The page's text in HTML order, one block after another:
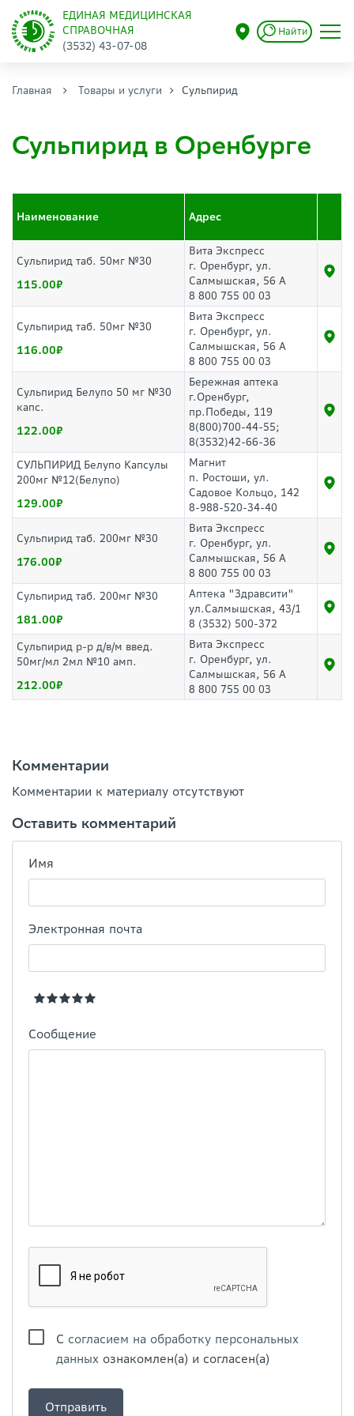
ЕДИНАЯ МЕДИЦИНСКАЯ
СПРАВОЧНАЯ
(3532) 43-07-08
Найти
Главная Товары и услуги Сульпирид
Сульпирид в Оренбурге
Наименование Адрес
Сульпирид таб. 50мг №30
115.00
Вита Экспресс
г. Оренбург, ул.
Салмышская, 56 А
8 800 755 00 03
Сульпирид таб. 50мг №30
116.00
Вита Экспресс
г. Оренбург, ул.
Салмышская, 56 А
8 800 755 00 03
Сульпирид Белупо 50 мг №30
капс.
122.00
Бережная аптека
г.Оренбург,
пр.Победы, 119
8(800)700-44-55;
8(3532)42-66-36
СУЛЬПИРИД Белупо Капсулы
200мг №12(Белупо)
129.00
Магнит
п. Ростоши, ул.
Садовое Кольцо, 142
8-988-520-34-40
Сульпирид таб. 200мг №30
176.00
Вита Экспресс
г. Оренбург, ул.
Салмышская, 56 А
8 800 755 00 03
Сульпирид таб. 200мг №30
181.00
Аптека "Здравсити"
ул.Салмышская, 43/1
8 (3532) 500-372
Сульпирид р-р д/в/м введ.
50мг/мл 2мл №10 амп.
212.00
Вита Экспресс
г. Оренбург, ул.
Салмышская, 56 А
8 800 755 00 03
Комментарии
Комментарии к материалу отсутствуют
Оставить комментарий
Имя
Электронная почта
Сообщение
С согласием на обработку персональных
данных ознакомлен(а) и согласен(а)